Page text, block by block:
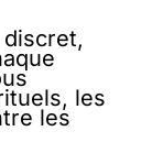
les
les